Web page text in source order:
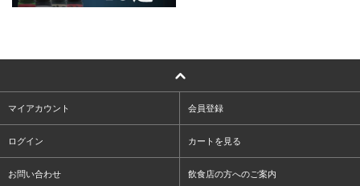
マイアカウント 会員登録
ログイン カートを見る
お問い合わせ 飲食店の方へのご案内